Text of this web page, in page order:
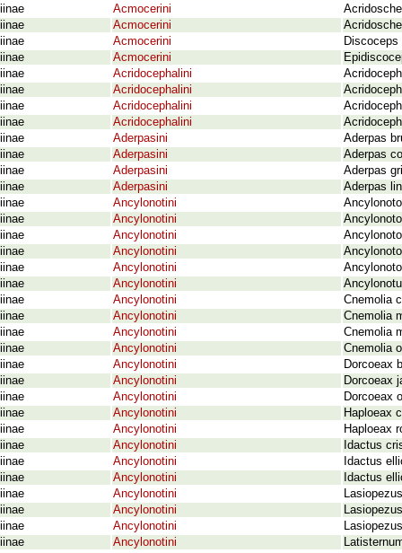
Acmocerini
Acmocerini
Acmocerini
Acmocerini
Acridocephalini
Acridocephalini
Acridocephalini
Acridocephalini
Aderpasini
Aderpas
Aderpasini
Aderpas
Aderpasini
Aderpas
Aderpasini
Aderpas
Ancylonotini
Ancylonotini
Ancylonotini
Ancylonotini
Ancylonotini
Ancylonotini
Ancylonotini
Cnemolia
Ancylonotini
Cnemolia
Ancylonotini
Cnemolia
Ancylonotini
Cnemolia
Ancylonotini
Dorcoeax
Ancylonotini
Dorcoeax
Ancylonotini
Dorcoeax
Ancylonotini
Haploeax
Ancylonotini
Haploeax
Ancylonotini
Idactus
Ancylonotini
Idactus
Ancylonotini
Idactus
Ancylonotini
Ancylonotini
Ancylonotini
Ancylonotini